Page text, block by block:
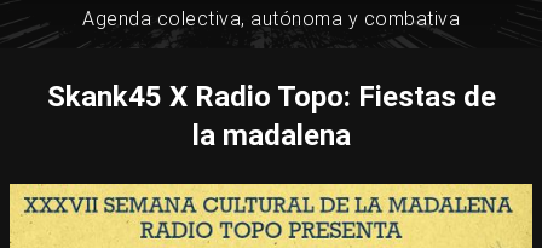
Agenda colectiva, autónoma y combativa
Skank45 X Radio Topo: Fiestas de
la madalena